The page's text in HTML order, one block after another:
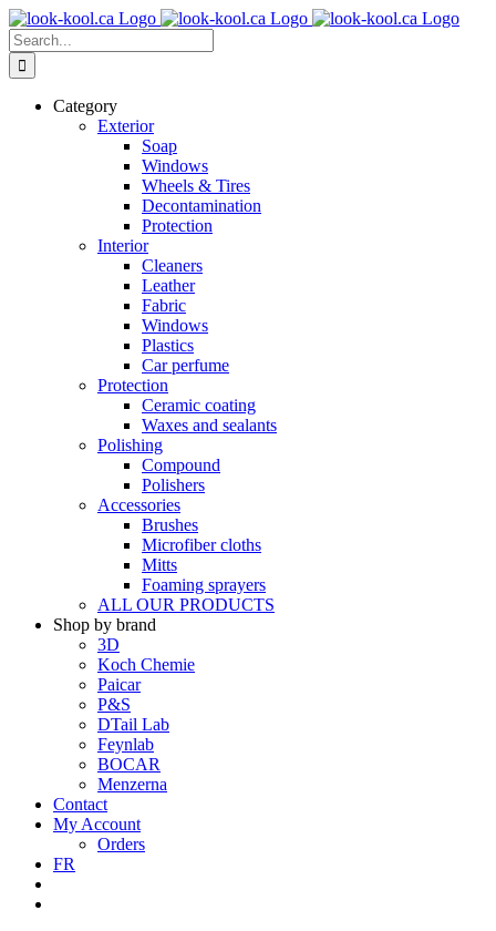
Skip
to
content
Search
for:
Category
Exterior
Soap
Windows
Wheels & Tires
Decontamination
Protection
Interior
Cleaners
Leather
Fabric
Windows
Plastics
Car perfume
Protection
Ceramic coating
Waxes and sealants
Polishing
Compound
Polishers
Accessories
Brushes
Microfiber cloths
Mitts
Foaming sprayers
ALL OUR PRODUCTS
Shop by brand
3D
Koch Chemie
Paicar
P&S
DTail Lab
Feynlab
BOCAR
Menzerna
Contact
My Account
Orders
FR